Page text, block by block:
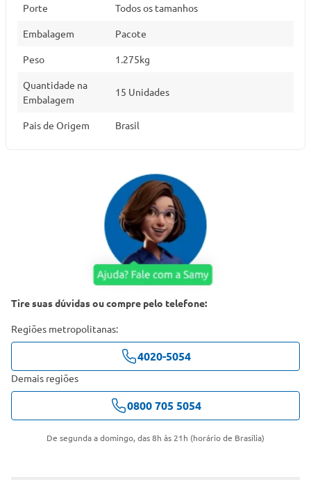
Porte Todos os tamanhos
Embalagem Pacote
Peso 1.275kg
Quantidade na
Embalagem
15 Unidades
Pais de Origem Brasil
Tire suas dúvidas ou compre pelo telefone:
Regiões metropolitanas:
4020-5054
Demais regiões
0800 705 5054
De segunda a domingo, das 8h às 21h (horário de Brasília)